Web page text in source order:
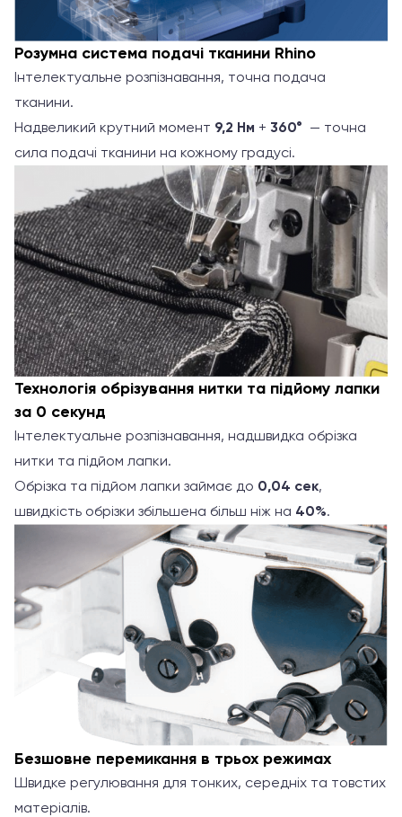
Розумна система подачі тканини Rhino
Інтелектуальне розпізнавання, точна подача
тканини.
Надвеликий крутний момент 9,2 Нм + 360° — точна
сила подачі тканини на кожному градусі.
Технологія обрізування нитки та підйому лапки
за 0 секунд
Інтелектуальне розпізнавання, надшвидка обрізка
нитки та підйом лапки.
Обрізка та підйом лапки займає до 0,04 сек,
швидкість обрізки збільшена більш ніж на 40%.
Безшовне перемикання в трьох режимах
Швидке регулювання для тонких, середніх та товстих
матеріалів.